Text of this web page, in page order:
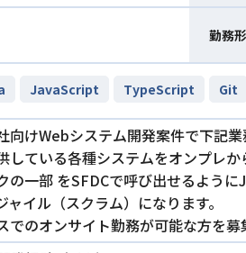
勤務
JavaScript TypeScript Git
向けWebシステム開発案件で下記業
している各種システムをオンプレ
の一部 をSFDCで呼び出せるよう
ャイル（スクラム）になります。
のオンサイト勤務が可能な方を募